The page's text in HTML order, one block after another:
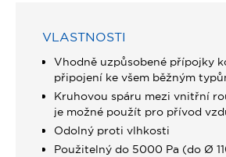
VLASTNOSTI
Vhodně uzpůsobené přípojky
připojení ke všem běžným
Kruhovou spáru mezi vnitřní
je možné použít pro přívod
Odolný proti vlhkosti
Použitelný do 5000 Pa (do Ø